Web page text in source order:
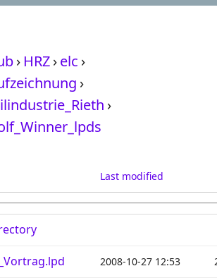
› HRZ›elc ›
›
›
Last modified
2008-10-27 12:53